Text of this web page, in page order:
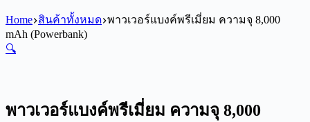
Home สินค้าทั้งหมด พาวเวอร์แบงค์พรีเมี่ยม ความจุ 8,000
mAh (Powerbank)
🔍
พาวเวอร์แบงค์พรีเมี่ยม ความจุ 8,000